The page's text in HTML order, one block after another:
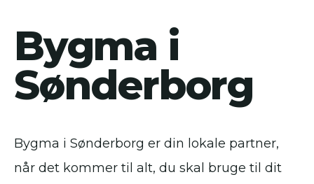
Bygma i
Sønderborg
Bygma i Sønderborg er din lokale partner,
når det kommer til alt, du skal bruge til dit